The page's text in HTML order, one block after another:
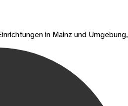
in Mainz und